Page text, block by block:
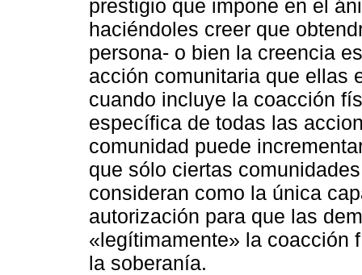
prestigio que impone en el
haciéndoles creer que
persona- o bien la creencia
acción comunitaria que ellas
cuando incluye la coacción
específica de todas las
comunidad puede
que sólo ciertas
consideran como la única
autorización para que las
«legítimamente» la coacción
la soberanía.